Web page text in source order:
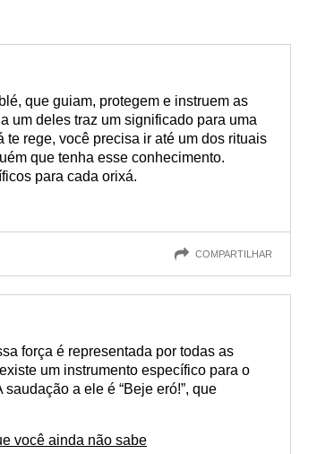
que guiam, protegem e instruem as
um deles traz um significado para uma
rege, você precisa ir até um dos rituais
que tenha esse conhecimento.
para cada orixá.
COMPARTILHAR
força é representada por todas as
um instrumento específico para o
a ele é “Beje eró!”, que
você ainda não sabe